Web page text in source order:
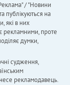
/ "Новини
публікуються на
які в них
рекламними, проте
думки,
судження,
рекламодавець.